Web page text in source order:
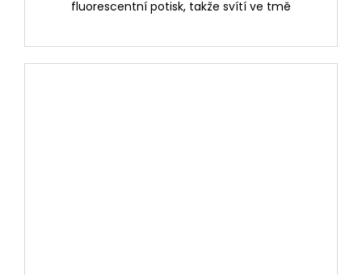
fluorescentní potisk, takže svítí ve tmě